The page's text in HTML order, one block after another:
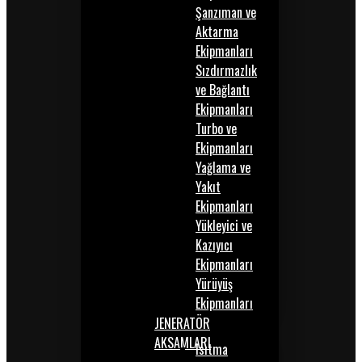
Şanzıman ve
Aktarma
Ekipmanları
Sızdırmazlık
ve Bağlantı
Ekipmanları
Turbo ve
Ekipmanları
Yağlama ve
Yakıt
Ekipmanları
Yükleyici ve
Kazıyıcı
Ekipmanları
Yürüyüş
Ekipmanları
JENERATÖR
AKSAMLARIIsıtma